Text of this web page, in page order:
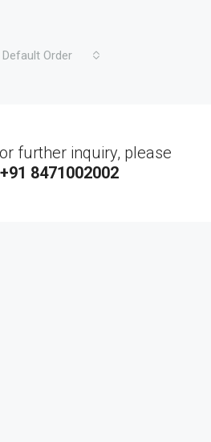
Default Order
further inquiry, please
+91 8471002002